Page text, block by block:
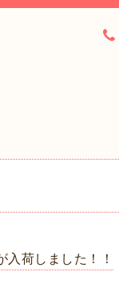
入荷しました！！